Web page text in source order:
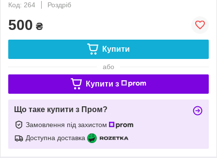
Код: 264
Роздріб
500 ₴
Купити
або
Купити з
Що таке купити з Пром?
Замовлення під захистом
Доступна доставка